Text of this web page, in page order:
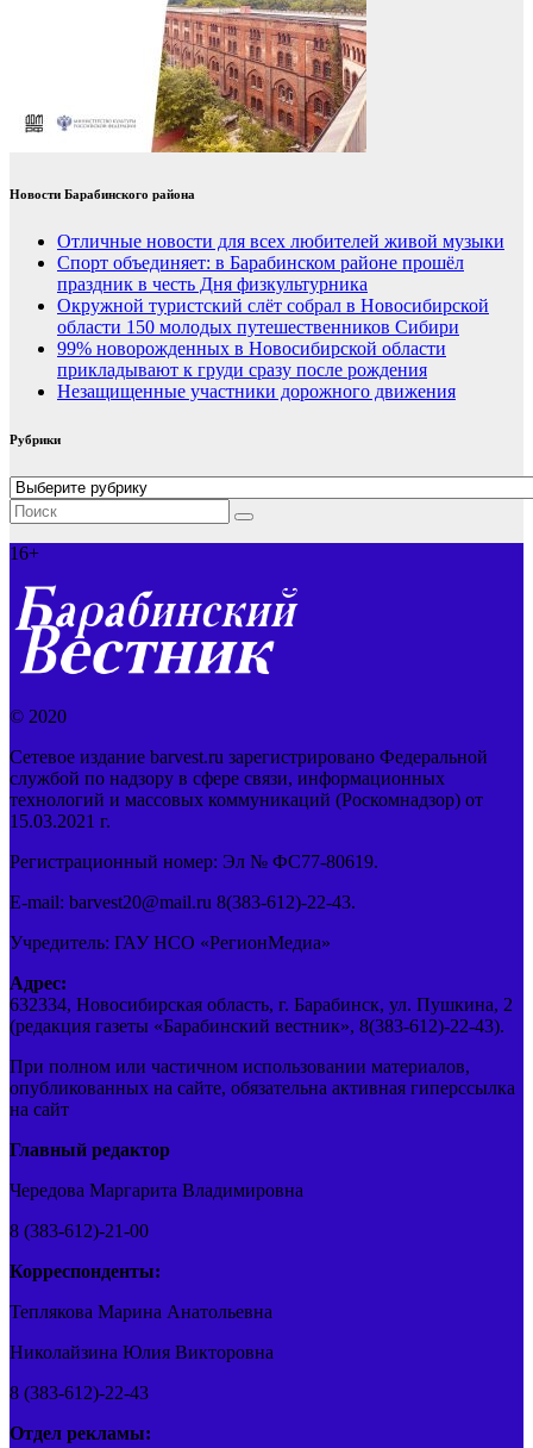
Новости Барабинского района
Отличные новости для всех любителей живой музыки
Спорт объединяет: в Барабинском районе прошёл
праздник в честь Дня физкультурника
Окружной туристский слёт собрал в Новосибирской
области 150 молодых путешественников Сибири
99% новорожденных в Новосибирской области
прикладывают к груди сразу после рождения
Незащищенные участники дорожного движения
Рубрики
Рубрики
16+
© 2020
Сетевое издание barvest.ru зарегистрировано Федеральной
службой по надзору в сфере связи, информационных
технологий и массовых коммуникаций (Роскомнадзор) от
15.03.2021 г.
Регистрационный номер: Эл № ФС77-80619.
E-mail: barvest20@mail.ru 8(383-612)-22-43.
Учредитель: ГАУ НСО «РегионМедиа»
Адрес:
632334, Новосибирская область, г. Барабинск, ул. Пушкина, 2
(редакция газеты «Барабинский вестник», 8(383-612)-22-43).
При полном или частичном использовании материалов,
опубликованных на сайте, обязательна активная гиперссылка
на сайт
Главный редактор
Чередова Маргарита Владимировна
8 (383-612)-21-00
Корреспонденты:
Теплякова Марина Анатольевна
Николайзина Юлия Викторовна
8 (383-612)-22-43
Отдел рекламы: